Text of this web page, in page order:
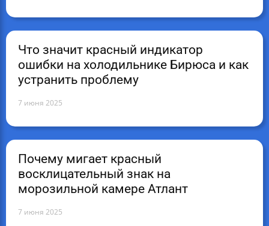
Что значит красный индикатор
ошибки на холодильнике Бирюса и как
устранить проблему
7 июня 2025
Почему мигает красный
восклицательный знак на
морозильной камере Атлант
7 июня 2025